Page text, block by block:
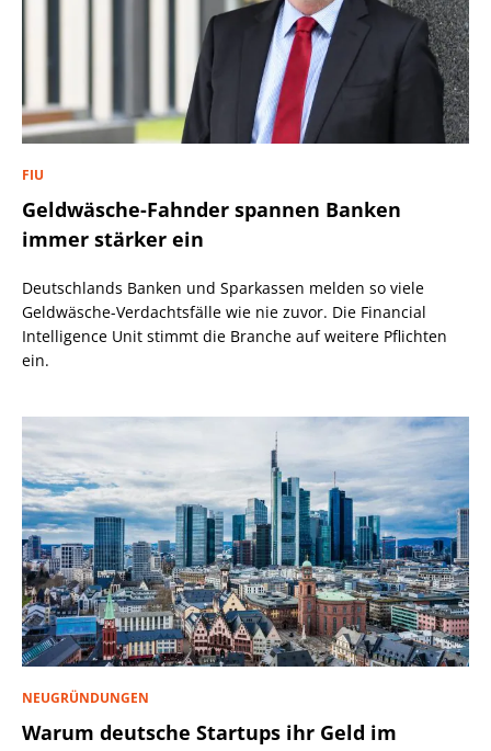
FIU
Geldwäsche-Fahnder spannen Banken
immer stärker ein
Deutschlands Banken und Sparkassen melden so viele
Geldwäsche-Verdachtsfälle wie nie zuvor. Die Financial
Intelligence Unit stimmt die Branche auf weitere Pflichten
ein.
NEUGRÜNDUNGEN
Warum deutsche Startups ihr Geld im